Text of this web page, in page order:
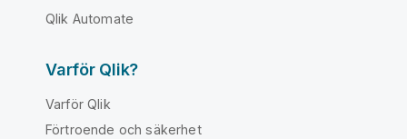
Qlik Automate
Varför Qlik?
Varför Qlik
Förtroende och säkerhet